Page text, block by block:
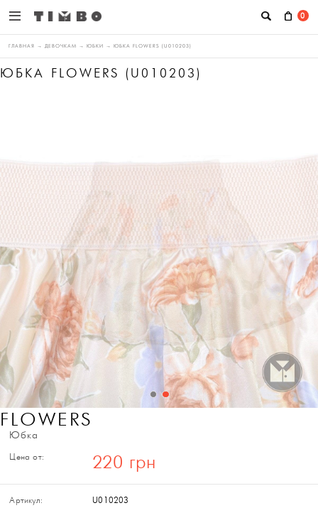
0
ГЛАВНАЯ → ДЕВОЧКАМ → ЮБКИ → ЮБКА FLOWERS (U010203)
ЮБКА FLOWERS (U010203)
FLOWERS
Юбка
Цена от: 220 грн
Артикул: U010203